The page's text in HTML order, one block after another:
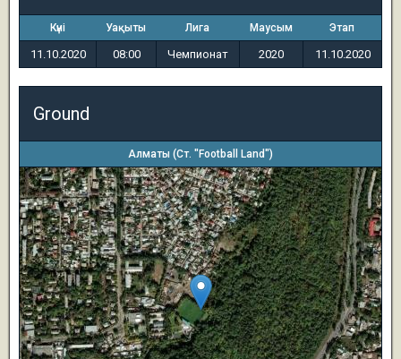
Күні Уақыты Лига Маусым Этап
11.10.2020 08:00 Чемпионат 2020 11.10.2020
Ground
Алматы (Ст. "Football Land")